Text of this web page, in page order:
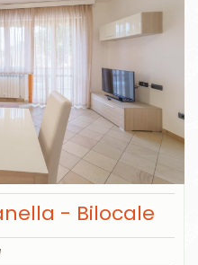
- Bilocale